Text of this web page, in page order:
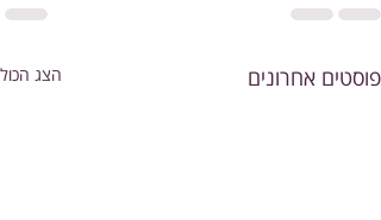
פוסטים אחרונים הצג הכול